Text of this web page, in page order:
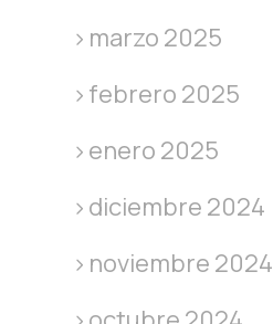
marzo 2025
febrero 2025
enero 2025
diciembre 2024
noviembre 2024